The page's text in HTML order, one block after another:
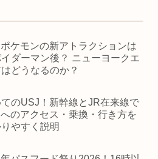
ケモンの新アトラクションは
イダーマン後？ ニューヨークエ
はどうなるのか？
のUSJ！新幹線とJR在来線で
のアクセス・乗換・行き方を
やすく説明